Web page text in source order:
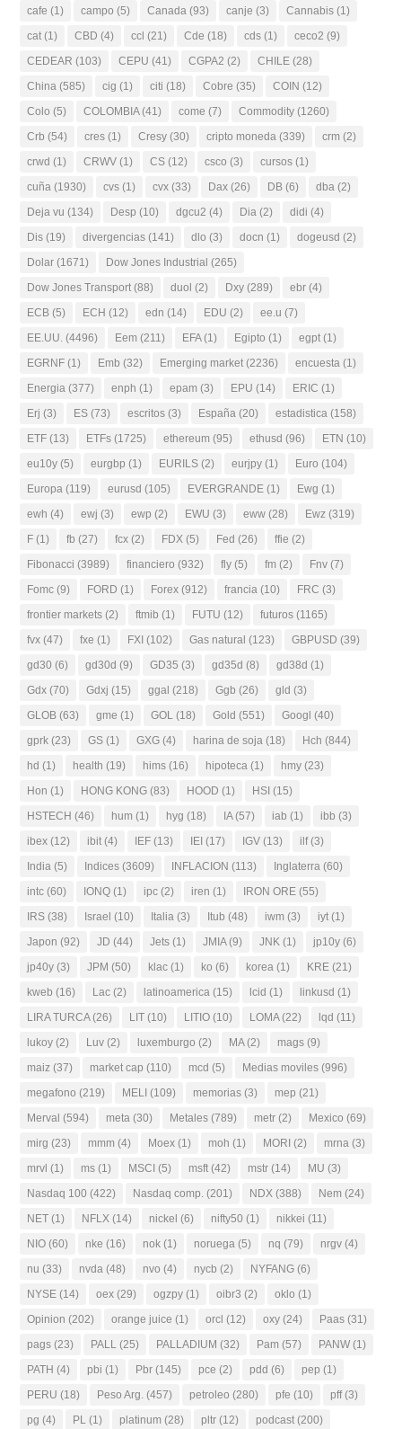
cafe (1) campo (5) Canada (93) canje (3) Cannabis (1)
cat (1) CBD (4) ccl (21) Cde (18) cds (1) ceco2 (9)
CEDEAR (103) CEPU (41) CGPA2 (2) CHILE (28)
China (585) cig (1) citi (18) Cobre (35) COIN (12)
Colo (5) COLOMBIA(41) come (7) Commodity (1260)
Crb (54) cres (1) Cresy (30) cripto moneda (339) crm (2)
crwd (1) CRWV (1) CS (12) csco (3) cursos (1)
cuña (1930) cvs (1) cvx (33) Dax (26) DB (6) dba (2)
Deja vu (134) Desp (10) dgcu2 (4) Dia (2) didi (4)
Dis (19) divergencias (141) dlo (3) docn (1) dogeusd (2)
Dolar (1671) Dow Jones Industrial (265)
Dow Jones Transport (88) duol (2) Dxy (289) ebr (4)
ECB (5) ECH (12) edn (14) EDU (2) ee.u (7)
EE.UU. (4496) Eem (211) EFA(1) Egipto (1) egpt (1)
EGRNF (1) Emb (32) Emerging market (2236) encuesta (1)
Energia (377) enph (1) epam (3) EPU (14) ERIC (1)
Erj (3) ES (73) escritos (3) España (20) estadistica (158)
ETF (13) ETFs (1725) ethereum (95) ethusd (96) ETN (10)
eu10y (5) eurgbp (1) EURILS (2) eurjpy (1) Euro (104)
Europa (119) eurusd (105) EVERGRANDE (1) Ewg (1)
ewh (4) ewj (3) ewp (2) EWU (3) eww (28) Ewz (319)
F (1) fb (27) fcx (2) FDX (5) Fed (26) ffie (2)
Fibonacci (3989) financiero (932) fly (5) fm (2) Fnv (7)
Fomc (9) FORD (1) Forex (912) francia (10) FRC (3)
frontier markets (2) ftmib (1) FUTU (12) futuros (1165)
fvx (47) fxe (1) FXI (102) Gas natural (123) GBPUSD (39)
gd30 (6) gd30d (9) GD35 (3) gd35d (8) gd38d (1)
Gdx (70) Gdxj (15) ggal (218) Ggb (26) gld (3)
GLOB (63) gme (1) GOL (18) Gold (551) Googl (40)
gprk (23) GS (1) GXG (4) harina de soja (18) Hch (844)
hd (1) health (19) hims (16) hipoteca (1) hmy (23)
Hon (1) HONG KONG (83) HOOD (1) HSI (15)
HSTECH (46) hum (1) hyg (18) IA(57) iab (1) ibb (3)
ibex (12) ibit (4) IEF (13) IEI (17) IGV (13) ilf(3)
India (5) Indices (3609) INFLACION (113) Inglaterra (60)
intc (60) IONQ (1) ipc (2) iren (1) IRON ORE (55)
IRS (38) Israel (10) Italia (3) Itub (48) iwm (3) iyt (1)
Japon (92) JD (44) Jets (1) JMIA(9) JNK (1) jp10y (6)
jp40y (3) JPM (50) klac (1) ko (6) korea (1) KRE (21)
kweb (16) Lac (2) latinoamerica (15) lcid (1) linkusd (1)
LIRA TURCA(26) LIT (10) LITIO (10) LOMA(22) lqd (11)
lukoy (2) Luv (2) luxemburgo (2) MA(2) mags (9)
maiz (37) market cap (110) mcd (5) Medias moviles (996)
megafono (219) MELI (109) memorias (3) mep (21)
Merval (594) meta (30) Metales (789) metr (2) Mexico (69)
mirg (23) mmm (4) Moex (1) moh (1) MORI (2) mrna (3)
mrvl (1) ms (1) MSCI (5) msft (42) mstr (14) MU (3)
Nasdaq 100 (422) Nasdaq comp. (201) NDX (388) Nem (24)
NET (1) NFLX (14) nickel (6) nifty50 (1) nikkei (11)
NIO (60) nke (16) nok (1) noruega (5) nq (79) nrgv (4)
nu (33) nvda (48) nvo (4) nycb (2) NYFANG (6)
NYSE (14) oex (29) ogzpy (1) oibr3 (2) oklo (1)
Opinion (202) orange juice (1) orcl (12) oxy (24) Paas (31)
pags (23) PALL (25) PALLADIUM (32) Pam (57) PANW (1)
PATH (4) pbi (1) Pbr (145) pce (2) pdd (6) pep (1)
PERU (18) Peso Arg. (457) petroleo (280) pfe (10) pff(3)
pg (4) PL (1) platinum (28) pltr (12) podcast (200)